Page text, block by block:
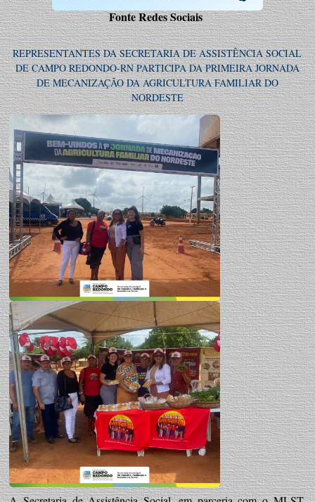
Fonte Redes Sociais
REPRESENTANTES DA SECRETARIA DE ASSISTÊNCIA SOCIAL
DE CAMPO REDONDO-RN PARTICIPA DA PRIMEIRA JORNADA
DE MECANIZAÇÃO DA AGRICULTURA FAMILIAR DO
NORDESTE